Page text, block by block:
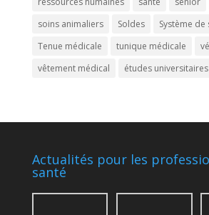
soins animaliers
Soldes Système de
Tenue médicale
tunique médicale
vêtement médical
études universitaires
Actualités pour les
santé